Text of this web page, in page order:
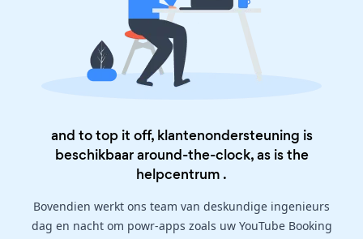
and to top it off, klantenondersteuning is
beschikbaar around-the-clock, as is the
helpcentrum .
Bovendien werkt ons team van deskundige ingenieurs
dag en nacht om powr-apps zoals uw YouTube Booking